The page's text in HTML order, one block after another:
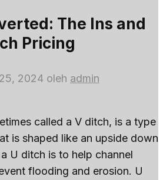
The Ins and
Pricing
2024 oleh admin
called a V ditch, is a type
is shaped like an upside down
a U ditch is to help channel
flooding and erosion. U